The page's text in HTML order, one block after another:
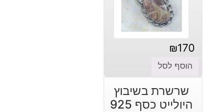
₪170
הוסף לסל
שרשרת בשיבוץ
היולייט כסף 925